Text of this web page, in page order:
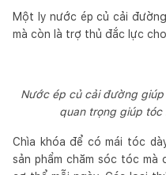
Một ly nước ép củ cải
mà còn là trợ thủ đắc lực
Nước ép củ cải đường giúp
quan trọng giúp tóc
Chìa khóa để có mái tóc
sản phẩm chăm sóc tóc